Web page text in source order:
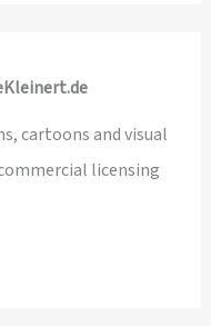
cartoons and visual
licensing